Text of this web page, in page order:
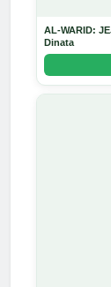
AL-WARID:
Dinata